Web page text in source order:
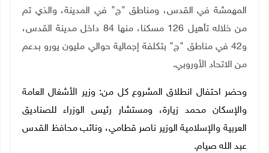
المهمشة في القدس، ومناطق "ج" في المدينة، والذي تم
من خلاله تأهيل 126 مسكنا، منها 84 داخل مدينة القدس،
و42 في مناطق "ج" بتكلفة إجمالية حوالي مليون يورو بدعم
من الاتحاد الأوروبي.
وحضر احتفال انطلاق المشروع كل من: وزير الأشغال العامة
والإسكان محمد زيارة، ومستشار رئيس الوزراء للصناديق
العربية والإسلامية الوزير ناصر قطامي، ونائب محافظ القدس
عبد الله صيام.